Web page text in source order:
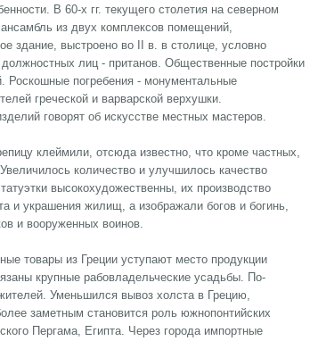
В 60-х гг. текущего столетия на северном
из двух комплексов помещений,
здание, выстроено во II в. в столице, условно
лиц - пританов. Общественные постройки
Роскошные погребения - монументальные
греческой и варварской верхушки.
говорят об искусстве местных мастеров.
клеймили, отсюда известно, что кроме частных,
количество и улучшилось качество
высокохудожественны, их производство
и украшения жилищ, а изображали богов и богинь,
и вооруженных воинов.
товары из Греции уступают место продукции
крупные рабовладельческие усадьбы. По-
Уменьшился вывоз холста в Грецию,
заметным становится роль южнопонтийских
Пергама, Египта. Через города импортные